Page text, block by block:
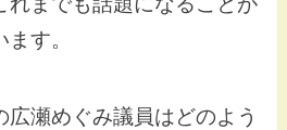
す。
瀬めぐみ議員はどのよう